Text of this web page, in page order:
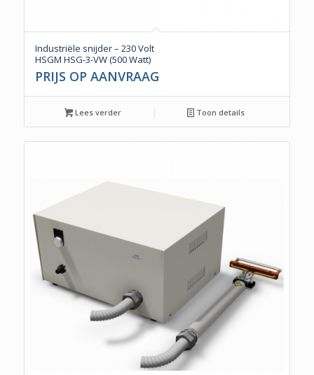
Industriële snijder – 230 Volt
HSGM HSG-3-VW (500 Watt)
PRIJS OP AANVRAAG
Lees verder Toon details